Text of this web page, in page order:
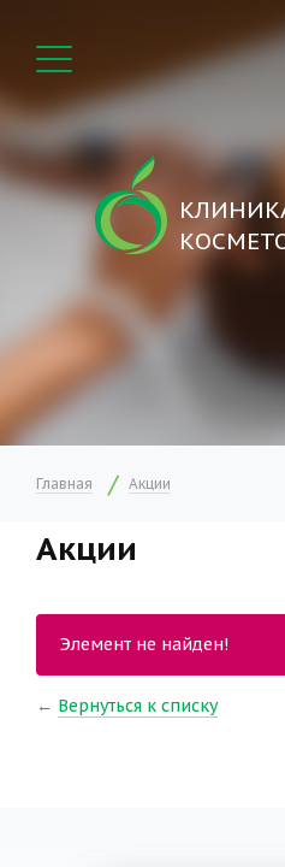
Главная Акции
Акции
Элемент не найден!
← Вернуться к списку